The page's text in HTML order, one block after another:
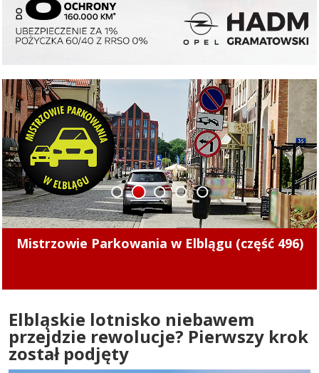
Pierwsze punkty w nowym sezonie. Concordia
1 2 3 4 5
Elbląskie lotnisko niebawem
przejdzie rewolucje? Pierwszy krok
został podjęty